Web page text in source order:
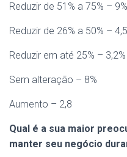
Reduzir de 51% a 75% – 9%
Reduzir de 26% a 50% –
Reduzir em até 25% – 3,2%
Sem alteração – 8%
Aumento – 2,8
Qual é a sua maior
manter seu negócio